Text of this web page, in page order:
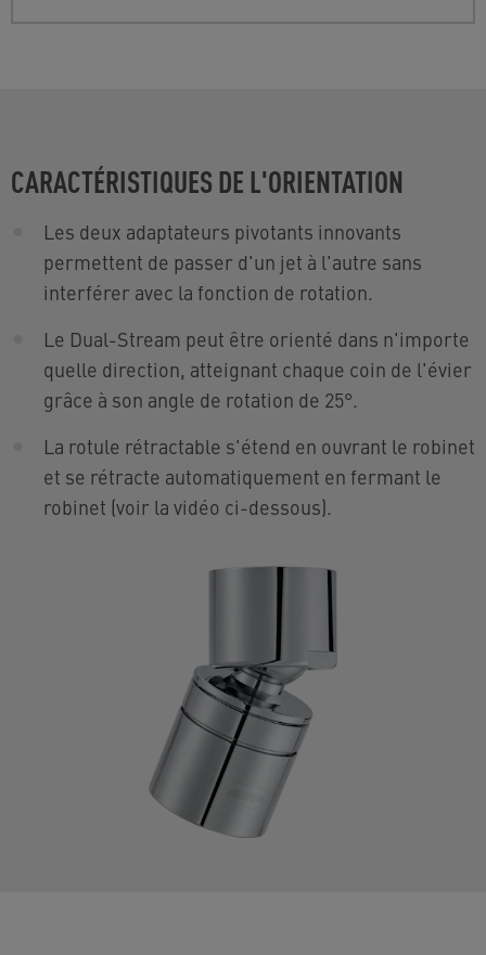
CARACTÉRISTIQUES DE L'ORIENTATION
Les deux adaptateurs pivotants innovants
permettent de passer d'un jet à l'autre sans
interférer avec la fonction de rotation.
Le Dual-Stream peut être orienté dans n'importe
quelle direction, atteignant chaque coin de l'évier
grâce à son angle de rotation de 25°.
La rotule rétractable s'étend en ouvrant le robinet
et se rétracte automatiquement en fermant le
robinet (voir la vidéo ci-dessous).